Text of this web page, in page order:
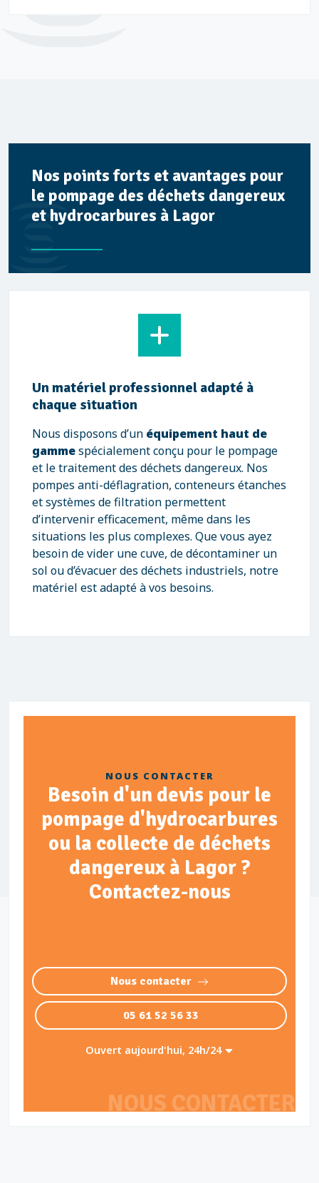
Nos points forts et avantages pour
le pompage des déchets dangereux
et hydrocarbures à Lagor
Un matériel professionnel adapté à
chaque situation
Nous disposons d’un équipement haut de
gammespécialement conçu pour le pompage
et le traitement des déchets dangereux. Nos
pompes anti-déflagration, conteneurs étanches
et systèmes de filtration permettent
d’intervenir efficacement, même dans les
situations les plus complexes. Que vous ayez
besoin de vider une cuve, de décontaminer un
sol ou d’évacuer des déchets industriels, notre
matériel est adapté à vos besoins.
NOUS CONTACTER
NOUS CONTACTER
Besoin d'un devis pour le
pompage d'hydrocarbures
ou la collecte de déchets
dangereux à Lagor ?
Contactez-nous
Nous contacter
05 61 52 56 33
Ouvert aujourd'hui, 24h/24